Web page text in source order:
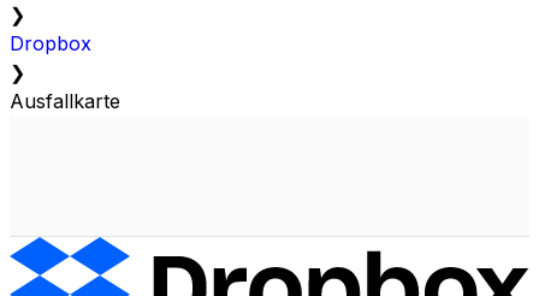
❯
Dropbox
❯
Ausfallkarte